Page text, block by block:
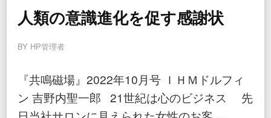
人類の意識進化を促す感謝状
BY HP管理者
『共鳴磁場』2022年10月号 ＩＨＭドルフィ
ン 吉野内聖一郎 21世紀は心のビジネス 先